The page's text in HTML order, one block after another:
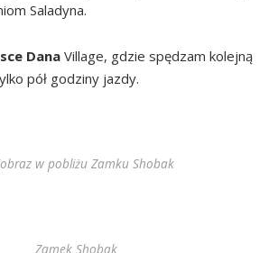
Saladyna.
Dana Village, gdzie spędzam kolejną
pół godziny jazdy.
w pobliżu Zamku Shobak
Zamek Shobak